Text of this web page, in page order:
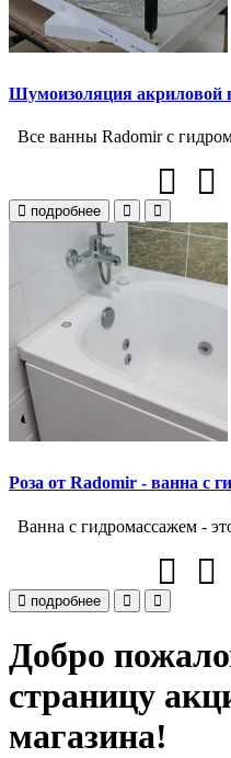
Шумоизоляция акриловой
Все ванны Radomir с
подробнее
Роза от Radomir - ванна с
Ванна с гидромассажем -
подробнее
Добро
страницу
магазина!